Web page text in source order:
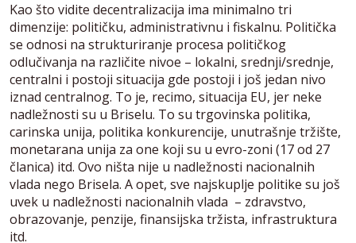
Kao što vidite decentralizacija ima minimalno tri
dimenzije: političku, administrativnu i fiskalnu. Politička
se odnosi na strukturiranje procesa političkog
odlučivanja na različite nivoe – lokalni, srednji/srednje,
centralni i postoji situacija gde postoji i još jedan nivo
iznad centralnog. To je, recimo, situacija EU, jer neke
nadležnosti su u Briselu. To su trgovinska politika,
carinska unija, politika konkurencije, unutrašnje tržište,
monetarana unija za one koji su u evro-zoni (17 od 27
članica) itd. Ovo ništa nije u nadležnosti nacionalnih
vlada nego Brisela. A opet, sve najskuplje politike su još
uvek u nadležnosti nacionalnih vlada – zdravstvo,
obrazovanje, penzije, finansijska tržista, infrastruktura
itd.